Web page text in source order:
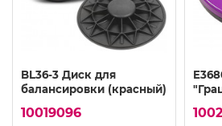
BL36-3 Диск для
балансировки (красный)
10019096